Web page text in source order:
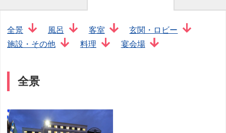
全景 風呂 客室
玄関・ロビー
施設・その他
料理 宴会場
全景